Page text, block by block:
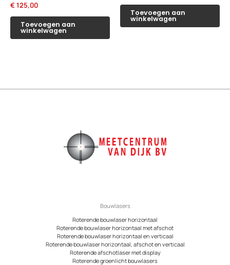
€ 125,00
Toevoegen aan
winkelwagen
Toevoegen aan
winkelwagen
Bouwlasers
Roterende bouwlaser horizontaal
Roterende bouwlaser horizontaal met afschot
Roterende bouwlaser horizontaal en verticaal
Roterende bouwlaser horizontaal, afschot en verticaal
Roterende afschotlaser met display
Roterende groenlicht bouwlasers